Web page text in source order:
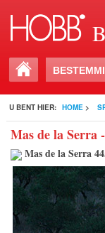
U BENT HIER: HOME >
Mas de la Serra
Mas de la Serra